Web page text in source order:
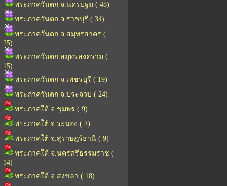
พระภาควันตก จ.นครปฐม ( 48)
พระภาควันตก จ.ราชบุรี ( 34)
พระภาควันตก จ.สมุทรสาคร (
25)
พระภาควันตก สมุทรสงคราม (
15)
พระภาควันตก จ.เพชรบุรี ( 19)
พระภาควันตก จ.ประจวบ ( 24)
พระภาคใต้ จ.ชุมพร ( 9)
พระภาคใต้ จ.ระนอง ( 2)
พระภาคใต้ จ.สุราษฎร์ธานี ( 9)
พระภาคใต้ จ.นครศรีธรรมราช (
14)
พระภาคใต้ จ.สงขลา ( 18)